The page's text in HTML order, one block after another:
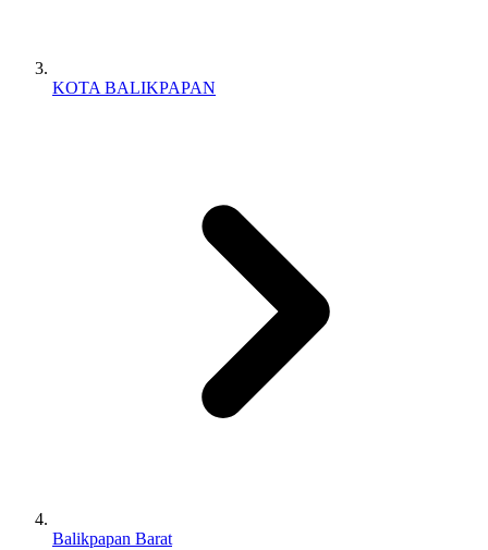
KOTA BALIKPAPAN
Balikpapan Barat